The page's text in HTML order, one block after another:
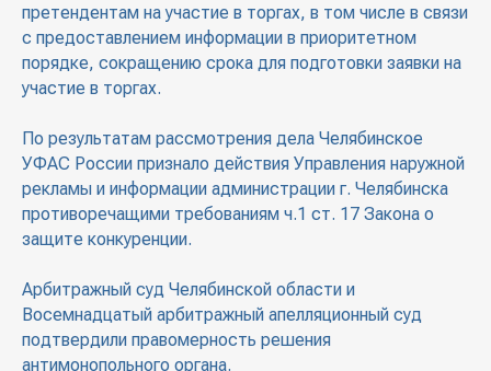
претендентам на участие в торгах, в том числе в связи
с предоставлением информации в приоритетном
порядке, сокращению срока для подготовки заявки на
участие в торгах.
По результатам рассмотрения дела Челябинское
УФАС России признало действия Управления наружной
рекламы и информации администрации г. Челябинска
противоречащими требованиям ч.1 ст. 17 Закона о
защите конкуренции.
Арбитражный суд Челябинской области и
Восемнадцатый арбитражный апелляционный суд
подтвердили правомерность решения
антимонопольного органа.